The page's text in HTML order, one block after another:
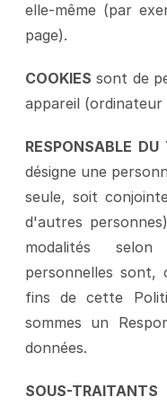
elle-même (par
page).
COOKIES sont de
appareil (ordinateur
RESPONSABLE
désigne une
seule, soit
d'autres
modalités
personnelles sont,
fins de cette
sommes un
données.
SOUS-